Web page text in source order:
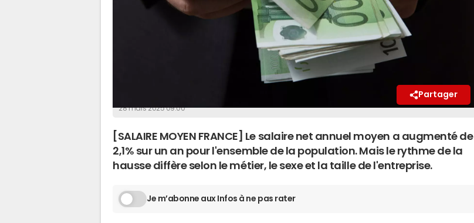
28 mars 2025 09:00
Partager
[SALAIRE MOYEN FRANCE] Le salaire net annuel moyen a augmenté de
2,1% sur un an pour l'ensemble de la population. Mais le rythme de la
hausse diffère selon le métier, le sexe et la taille de l'entreprise.
Je m’abonne aux Infos à ne pas rater